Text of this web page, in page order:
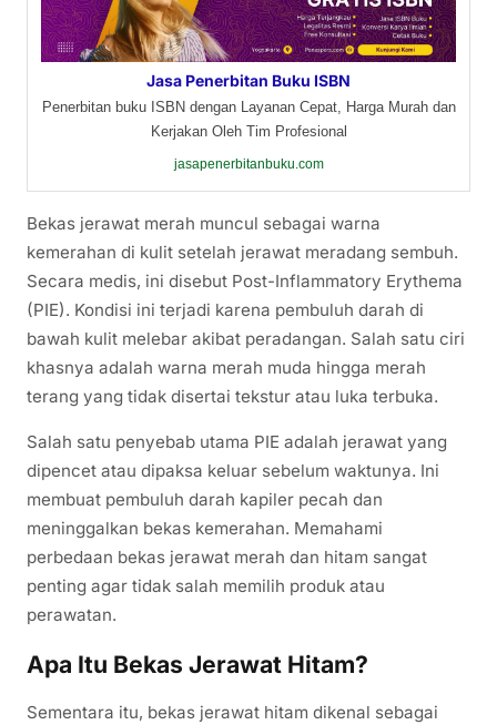
Jasa Penerbitan Buku ISBN
Penerbitan buku ISBN dengan Layanan Cepat, Harga Murah dan
Kerjakan Oleh Tim Profesional
jasapenerbitanbuku.com
Bekas jerawat merah muncul sebagai warna
kemerahan di kulit setelah jerawat meradang sembuh.
Secara medis, ini disebut Post-Inflammatory Erythema
(PIE). Kondisi ini terjadi karena pembuluh darah di
bawah kulit melebar akibat peradangan. Salah satu ciri
khasnya adalah warna merah muda hingga merah
terang yang tidak disertai tekstur atau luka terbuka.
Salah satu penyebab utama PIE adalah jerawat yang
dipencet atau dipaksa keluar sebelum waktunya. Ini
membuat pembuluh darah kapiler pecah dan
meninggalkan bekas kemerahan. Memahami
perbedaan bekas jerawat merah dan hitam sangat
penting agar tidak salah memilih produk atau
perawatan.
Apa Itu Bekas Jerawat Hitam?
Sementara itu, bekas jerawat hitam dikenal sebagai